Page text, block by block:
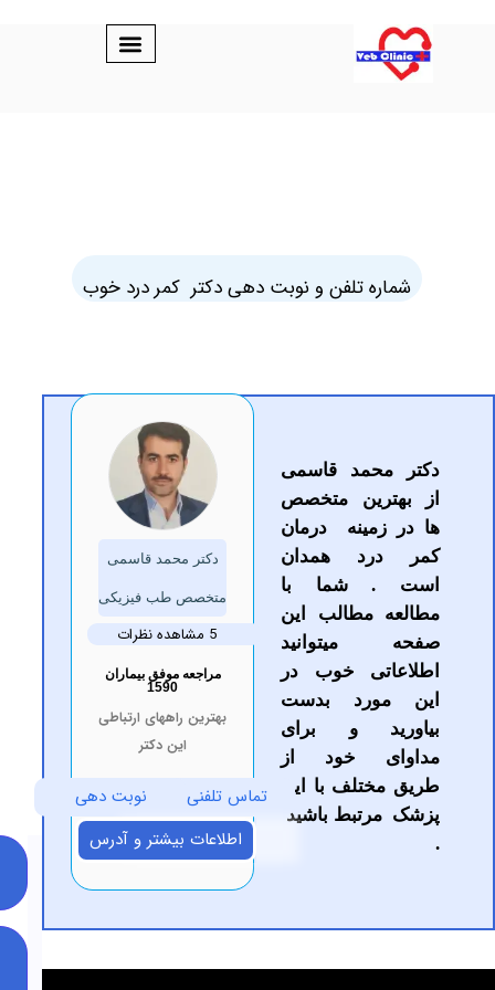
تلفن و نوبت دهی دکتر کمر درد خوب
قاسمی
متخصص
درمان
همدان
شما با
مطالب این
خوب در
بدست
و برای
خود از
با این
باشید
دکتر محمد قاسمی
متخصص طب فیزیکی
5 مشاهده نظرات
مراجعه موفق بیماران
1590
بهترین راههای ارتباطی
این دکتر
تماس تلفنی
نوبت دهی
اطلاعات بیشتر و آدرس
سوالات
متداول
های